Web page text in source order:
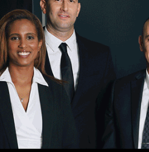
עו"ד אבי כהן
פלילי פשיעה
קטינים אלימות
עבירות מין
0523647066
ויקי שמואל –
משפט פלילי
0528959600